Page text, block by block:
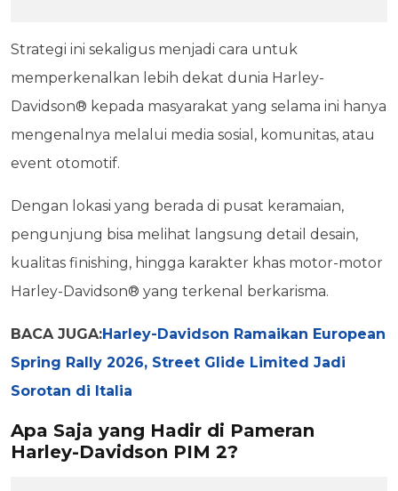
Strategi ini sekaligus menjadi cara untuk
memperkenalkan lebih dekat dunia Harley-
Davidson® kepada masyarakat yang selama ini hanya
mengenalnya melalui media sosial, komunitas, atau
event otomotif.
Dengan lokasi yang berada di pusat keramaian,
pengunjung bisa melihat langsung detail desain,
kualitas finishing, hingga karakter khas motor-motor
Harley-Davidson® yang terkenal berkarisma.
BACA JUGA:Harley-Davidson Ramaikan European
Spring Rally 2026, Street Glide Limited Jadi
Sorotan di Italia
Apa Saja yang Hadir di Pameran
Harley-Davidson PIM 2?